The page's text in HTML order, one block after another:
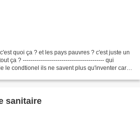
quoi ça ? et les pays pauvres ? c'est juste un
ça ? ------------------------------------------ qui
le condtionel ils ne savent plus qu'inventer car il
sanitaire